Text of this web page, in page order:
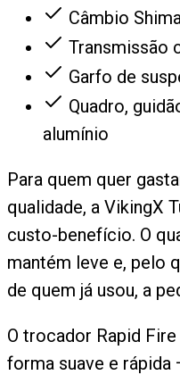
Câmbio
Transmissão
Garfo de
Quadro,
alumínio
Para quem quer
qualidade, a VikingX
custo-benefício. O
mantém leve e, pelo
de quem já usou, a
O trocador Rapid
forma suave e